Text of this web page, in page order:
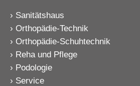
Sanitätshaus
Orthopädie-Technik
Orthopädie-Schuhtechnik
Reha und Pflege
Podologie
Service